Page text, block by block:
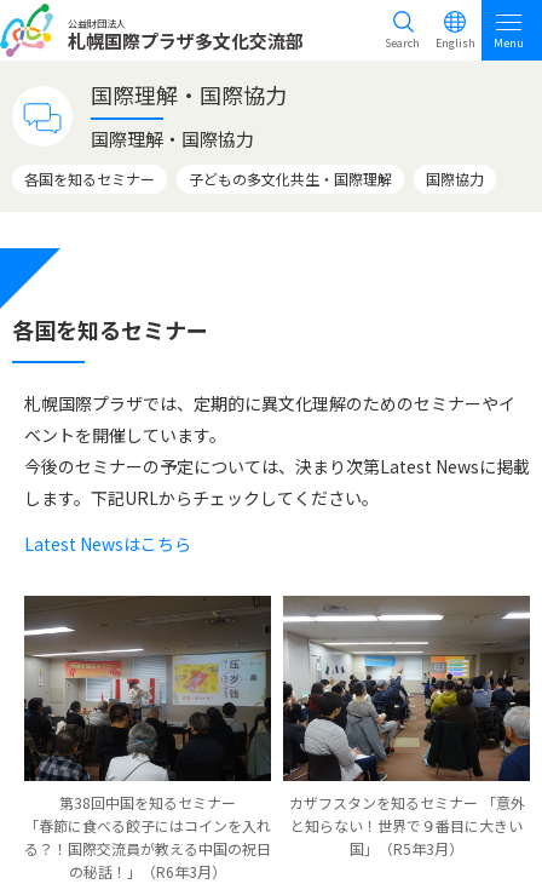
公益財団法人
札幌国際プラザ多文化交流部 Search English Menu
国際理解・国際協力
国際理解・国際協力
各国を知るセミナー 子どもの多文化共生・国際理解 国際協力
各国を知るセミナー
札幌国際プラザでは、定期的に異文化理解のためのセミナーやイ
ベントを開催しています。
今後のセミナーの予定については、決まり次第Latest Newsに掲載
します。下記URLからチェックしてください。
Latest Newsはこちら
第38回中国を知るセミナー
「春節に食べる餃子にはコインを入れ
る？！国際交流員が教える中国の祝日
の秘話！」（R6年3月）
カザフスタンを知るセミナー 「意外
と知らない！世界で９番目に大きい
国」（R5年3月）